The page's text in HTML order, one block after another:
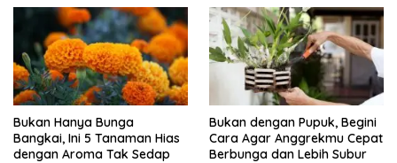
Bukan Hanya Bunga
Bangkai, Ini 5 Tanaman Hias
dengan Aroma Tak Sedap
Bukan dengan Pupuk, Begini
Cara Agar Anggrekmu Cepat
Berbunga dan Lebih Subur